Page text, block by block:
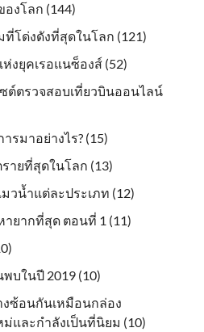
งโลก (144)
โด่งดังที่สุดในโลก (121)
งยุคเรอแนซ็องส์ (52)
ซต์ตรวจสอบเที่ยวบินออนไลน์
รมาอย่างไร? (15)
ายที่สุดในโลก (13)
วน้ำแต่ละประเภท (12)
ยากที่สุด ตอนที่ 1 (11)
บในปี 2019 (10)
งซ้อนกันเหมือนกล่อง
และกำลังเป็นที่นิยม (10)